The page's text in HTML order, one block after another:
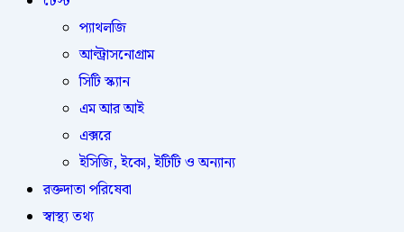
প্যাথলজি
আল্ট্রাসনোগ্রাম
সিটি স্ক্যান
এম আর আই
এক্সরে
ইসিজি, ইকো, ইটিটি ও অন্যান্য
রক্তদাতা পরিষেবা
স্বাস্থ্য তথ্য